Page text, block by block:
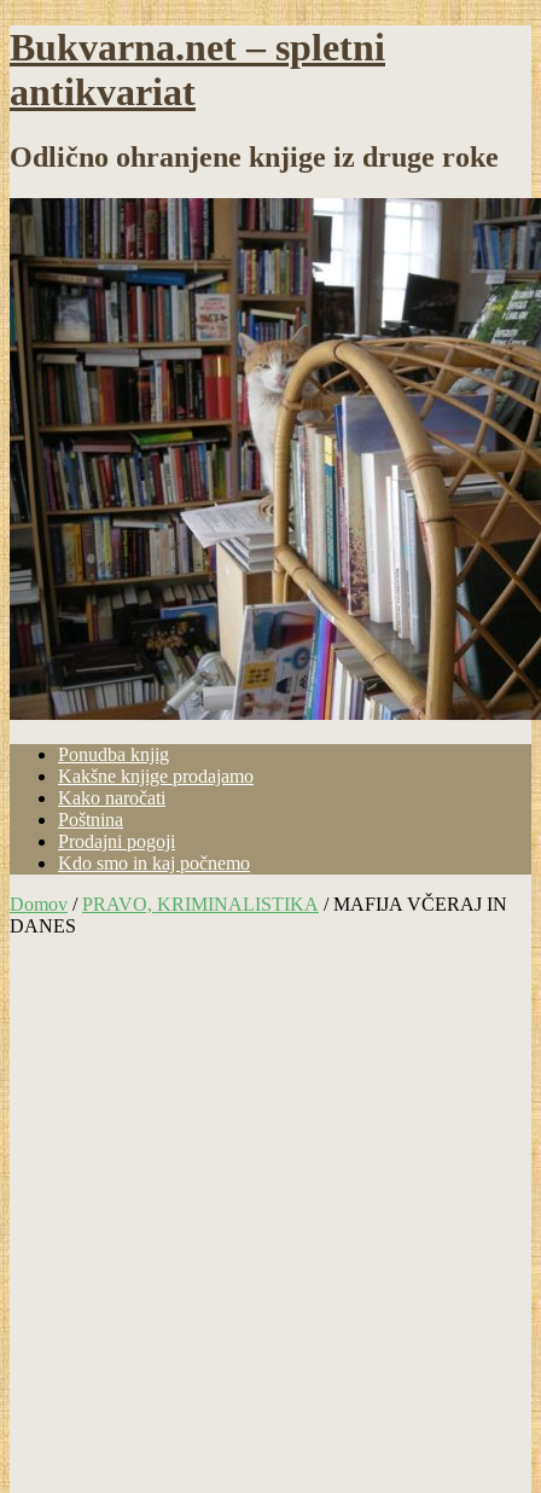
Bukvarna.net – spletni
antikvariat
Odlično ohranjene knjige iz druge roke
Ponudba knjig
Kakšne knjige prodajamo
Kako naročati
Poštnina
Prodajni pogoji
Kdo smo in kaj počnemo
Domov /PRAVO, KRIMINALISTIKA / MAFIJA VČERAJ IN
DANES